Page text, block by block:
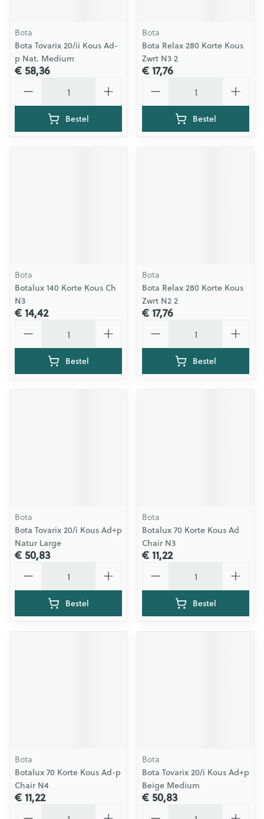
Bota
Bota Tovarix 20/ii Kous Ad-
p Nat. Medium
€ 58,36
Bestel
Bota
Bota Relax 280 Korte Kous
Zwrt N3 2
€ 17,76
Bestel
Bota
Botalux 140 Korte Kous Ch
N3
€ 14,42
Bestel
Bota
Bota Relax 280 Korte Kous
Zwrt N2 2
€ 17,76
Bestel
Bota
Bota Tovarix 20/i Kous Ad+p
Natur Large
€ 50,83
Bestel
Bota
Botalux 70 Korte Kous Ad
Chair N3
€ 11,22
Bestel
Bota
Botalux 70 Korte Kous Ad-p
Chair N4
€ 11,22
Bota
Bota Tovarix 20/i Kous Ad+p
Beige Medium
€ 50,83